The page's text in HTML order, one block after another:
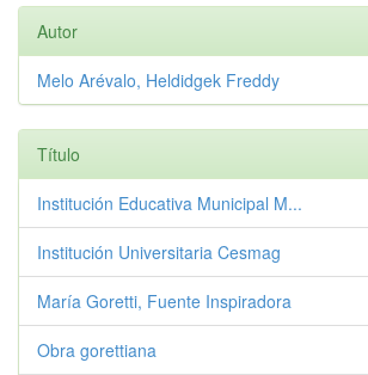
Autor
Melo Arévalo, Heldidgek Freddy
Título
Institución Educativa Municipal M...
Institución Universitaria Cesmag
María Goretti, Fuente Inspiradora
Obra gorettiana